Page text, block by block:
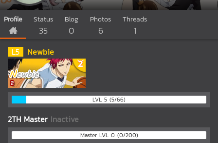
Profile Status
35
Blog
0
Photos
6
Threads
1
L5 Newbie
LVL 5 (5/66)
2TH Master Inactive
Master LVL 0 (0/200)